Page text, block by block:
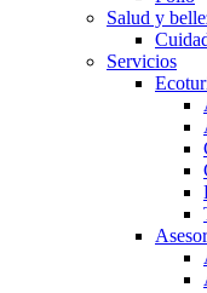
Salud y
Servicios